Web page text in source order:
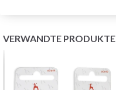
VERWANDTE PRODUKTE